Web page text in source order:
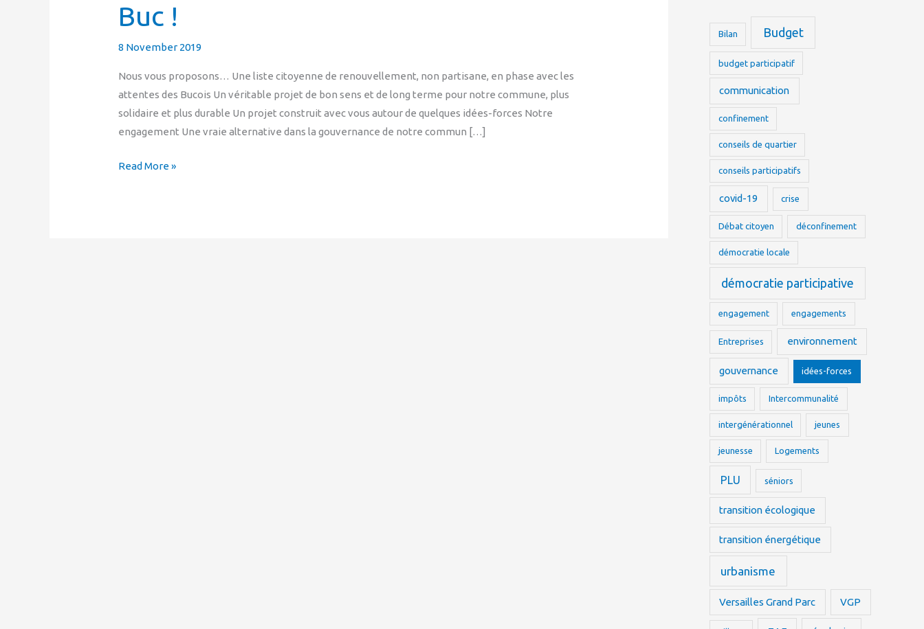
Buc !
8 November 2019
Nous vous proposons… Une liste citoyenne de renouvellement, non partisane, en phase avec les
attentes des Bucois Un véritable projet de bon sens et de long terme pour notre commune, plus
solidaire et plus durable Un projet construit avec vous autour de quelques idées-forces Notre
engagement Une vraie alternative dans la gouvernance de notre commun […]
Read More »
Bilan Budget
budget participatif
communication
confinement
conseils de quartier
conseils participatifs
covid-19 crise
Débat citoyen déconfinement
démocratie locale
démocratie participative
engagement engagements
Entreprises environnement
gouvernance idées-forces
impôts Intercommunalité
intergénérationnel jeunes
jeunesse Logements
PLU séniors
transition écologique
transition énergétique
urbanisme
Versailles Grand Parc VGP